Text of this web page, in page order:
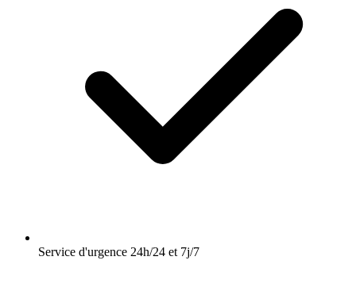
Service d'urgence 24h/24 et 7j/7